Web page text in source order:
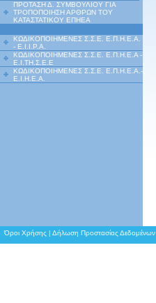
ΠΡΟΤΑΣΗ Δ. ΣΥΜΒΟΥΛΙΟΥ ΓΙΑ
ΤΡΟΠΟΠΟΙΗΣΗ ΑΡΘΡΩΝ ΤΟΥ
ΚΑΤΑΣΤΑΤΙΚΟΥ ΕΠΗΕΑ
ΚΩΔΙΚΟΠΟΙΗΜΕΝΕΣ Σ.Σ.Ε. Ε.Π.Η.Ε.Α.
- Ε.Ι.Ι.P.A.
ΚΩΔΙΚΟΠΟΙΗΜΕΝΕΣ Σ.Σ.Ε. Ε.Π.Η.Ε.Α -
Ε.Ι.ΤΗ.Σ.Ε.Ε
ΚΩΔΙΚΟΠΟΙΗΜΕΝΕΣ Σ.Σ.Ε. Ε.Π.Η.Ε.Α.-
Ε.Ι.Η.Ε.Α.
Όροι Χρήσης | Δήλωση Προστασίας Δεδομένων